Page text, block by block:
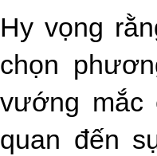
Hy vọng
chọn
vướng mắc
quan đến